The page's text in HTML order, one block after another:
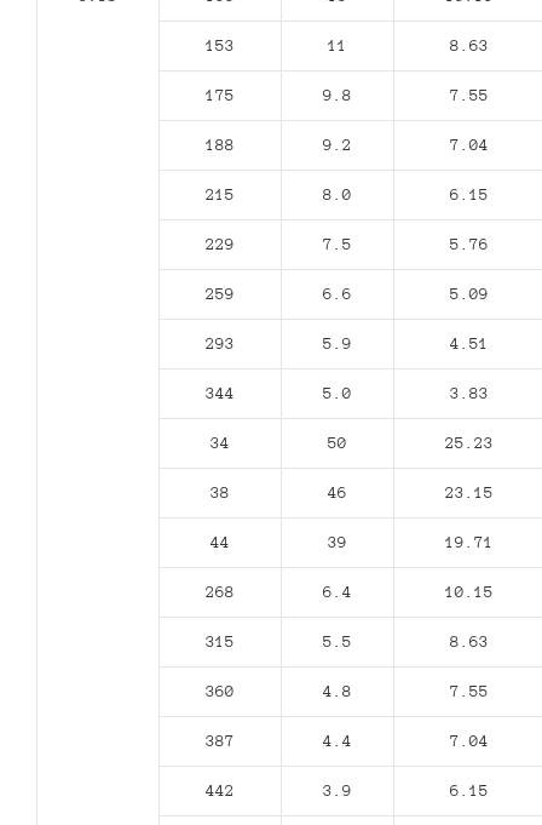
153 11 8.63
175 9.8 7.55
188 9.2 7.04
215 8.0 6.15
229 7.5 5.76
259 6.6 5.09
293 5.9 4.51
344 5.0 3.83
34 50 25.23
38 46 23.15
44 39 19.71
268 6.4 10.15
315 5.5 8.63
360 4.8 7.55
387 4.4 7.04
442 3.9 6.15